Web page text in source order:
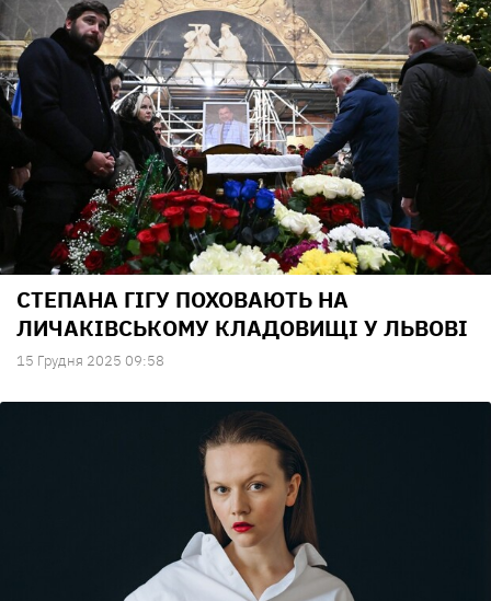
СТЕПАНА ГІГУ ПОХОВАЮТЬ НА
ЛИЧАКІВСЬКОМУ КЛАДОВИЩІ У ЛЬВОВІ
15 Грудня 2025 09:58